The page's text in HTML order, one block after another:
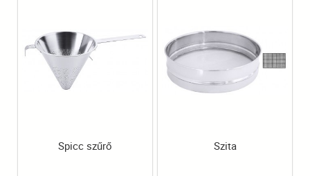
Spicc szűrő Szita